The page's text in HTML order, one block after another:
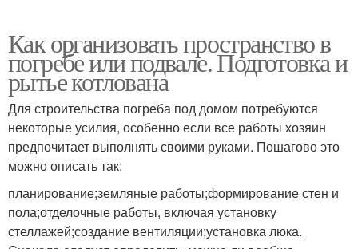
Как организовать пространство в
погребе или подвале. Подготовка и
рытье котлована
Для строительства погреба под домом потребуются
некоторые усилия, особенно если все работы хозяин
предпочитает выполнять своими руками. Пошагово это
можно описать так:
планирование;земляные работы;формирование стен и
пола;отделочные работы, включая установку
стеллажей;создание вентиляции;установка люка.